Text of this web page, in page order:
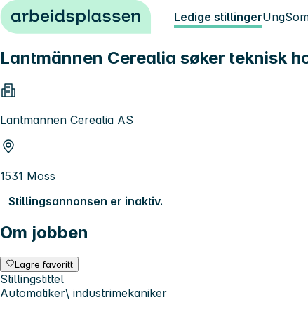
Hopp til innhold Ledige stillingerUng
Lantmännen Cerealia søker teknisk
Lantmannen Cerealia AS
1531 Moss
Stillingsannonsen er inaktiv.
Om jobben
Lagre favoritt
Stillingstittel
Automatiker\ industrimekaniker